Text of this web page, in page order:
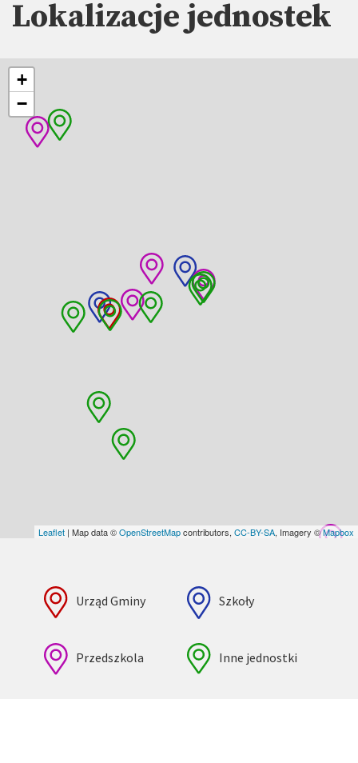
Lokalizacje jednostek
+
−
Leaflet | Map data ©OpenStreetMapcontributors, CC-BY-SA, Imagery ©Mapbox
Urząd Gminy Szkoły
Przedszkola Inne jednostki